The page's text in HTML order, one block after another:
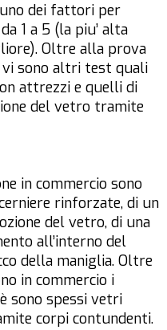
dei fattori per
1 a 5 (la piu’ alta
Oltre alla prova
sono altri test quali
attrezzi e quelli di
del vetro tramite
in commercio sono
rinforzate, di un
del vetro, di una
all’interno del
della maniglia. Oltre
in commercio i
sono spessi vetri
corpi contundenti.